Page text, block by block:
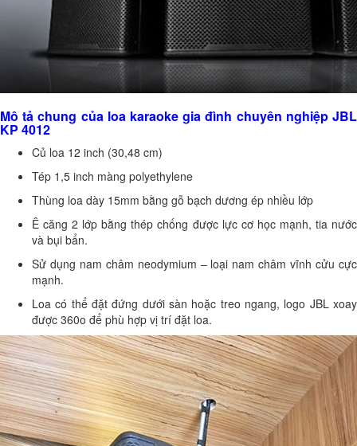
Mô tả chung của loa karaoke gia đình chuyên nghiệp JBL
KP 4012
Củ loa 12 inch (30,48 cm)
Tép 1,5 inch màng polyethylene
Thùng loa dày 15mm bằng gỗ bạch dương ép nhiều lớp
Ê căng 2 lớp bằng thép chống được lực cơ học mạnh, tia nước
và bụi bẩn.
Sử dụng nam châm neodymium – loại nam châm vĩnh cửu cực
mạnh.
Loa có thể đặt đứng dưới sàn hoặc treo ngang, logo JBL xoay
được 360o để phù hợp vị trí đặt loa.